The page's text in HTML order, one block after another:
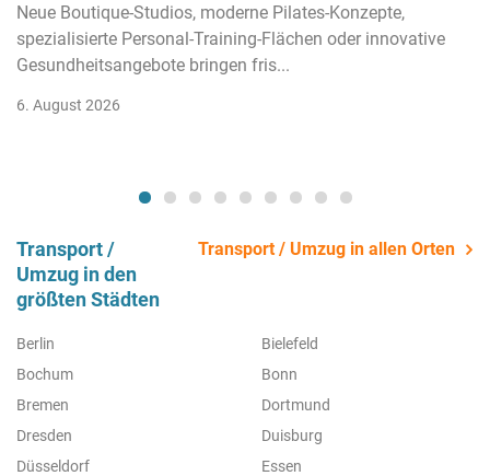
Neue Boutique-Studios, moderne Pilates-Konzepte,
spezialisierte Personal-Training-Flächen oder innovative
Gesundheitsangebote bringen fris...
6. August 2026
Transport /
Umzug in den
größten Städten
Transport / Umzug in allen Orten
Berlin
Bielefeld
Bochum
Bonn
Bremen
Dortmund
Dresden
Duisburg
Düsseldorf
Essen